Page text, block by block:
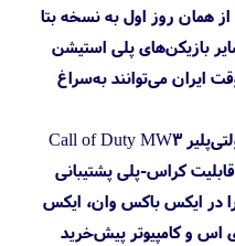
پیش‌خریدکنندگان نسخه PS4 و PS5 از همان روز اول به نسخه بتا
بازیکن‌های پلی استیشن
۱۶ مهر به‌وقت ایران می‌توانند به‌سراغ
دومین دوره بتا امکان تجربه بخش مولتی‌پلیر Call of Duty MW3
کراس-پلی پشتیبانی
کرد. کسانی که مدرن وارفر ۳ را در ایکس باکس وان، ایکس
و کامپیوتر پیش‌خرید